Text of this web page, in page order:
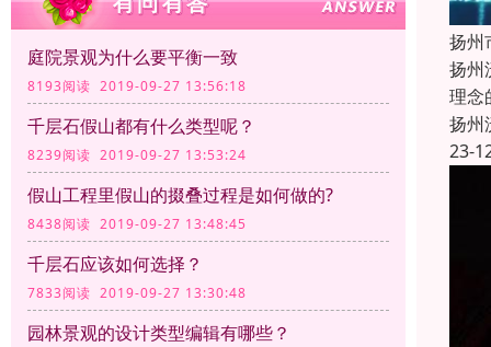
庭院景观为什么要平衡一致
8193阅读 2019-09-27 13:56:18
千层石假山都有什么类型呢？
8239阅读 2019-09-27 13:53:24
假山工程里假山的掇叠过程是如何做的?
8438阅读 2019-09-27 13:48:45
千层石应该如何选择？
7833阅读 2019-09-27 13:30:48
园林景观的设计类型编辑有哪些？
扬州
扬州
理念
扬州
23-